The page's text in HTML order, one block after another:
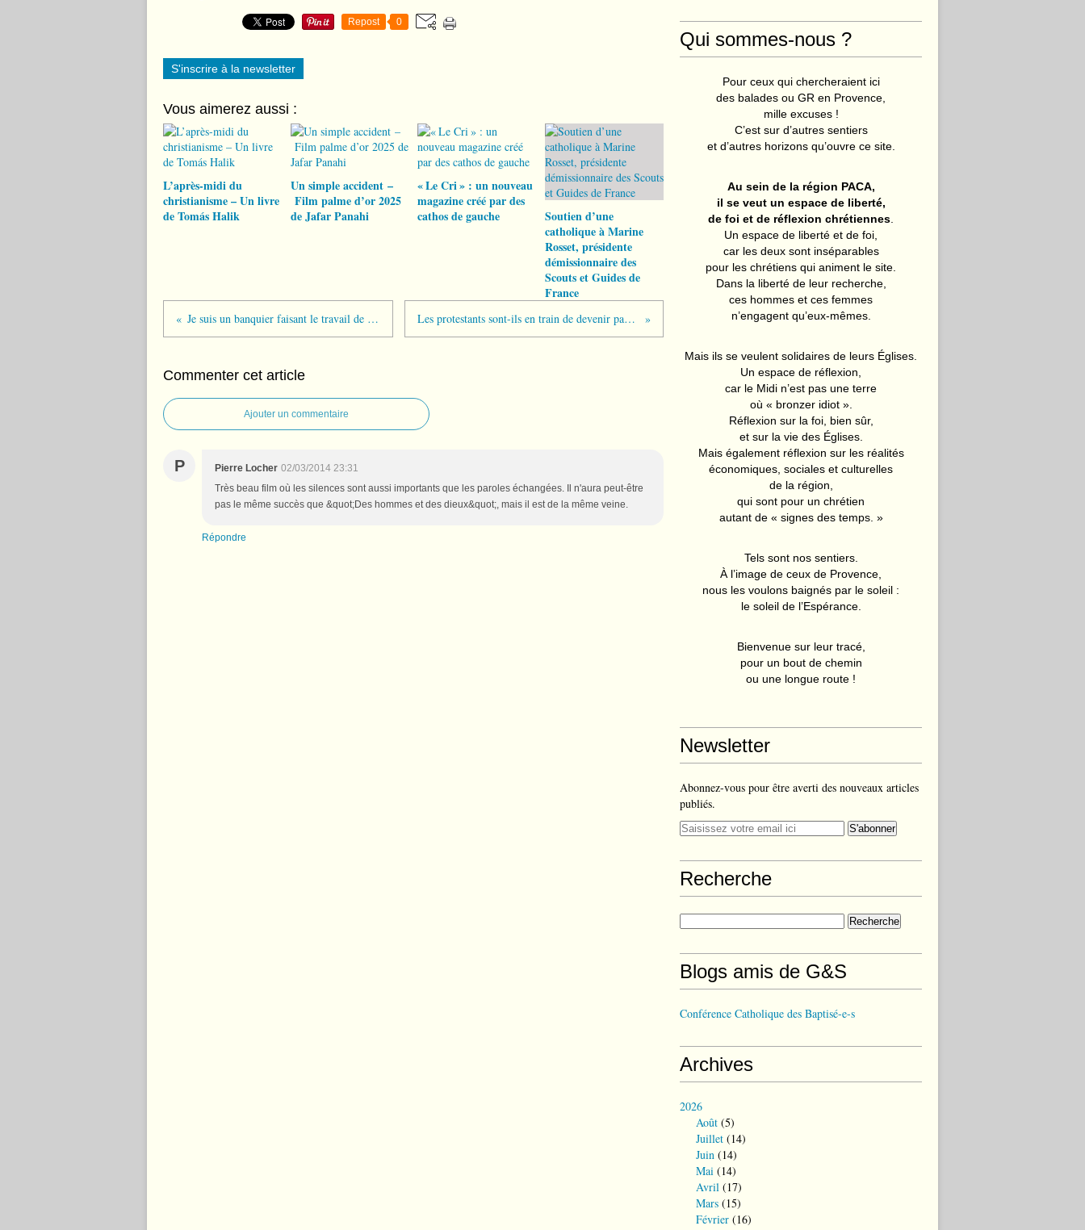
Repost 0
S'inscrire à la newsletter
Vous aimerez aussi :
L’après-midi du
christianisme – Un livre
de Tomás Halik
Un simple accident –
Film palme d’or 2025
de Jafar Panahi
« Le Cri » : un nouveau
magazine créé par des
cathos de gauche
Soutien d’une
catholique à Marine
Rosset, présidente
démissionnaire des
Scouts et Guides de
France
Je suis un banquier faisant le travail de Dieu ! Les protestants sont-ils en train de devenir papistes ?
Commenter cet article
Ajouter un commentaire
P Pierre Locher 02/03/2014 23:31
Très beau film où les silences sont aussi importants que les paroles échangées. Il n'aura peut-être
pas le même succès que &quot;Des hommes et des dieux&quot;, mais il est de la même veine.
Répondre
Qui sommes-nous ?
Pour ceux qui chercheraient ici
des balades ou GR en Provence,
mille excuses !
C’est sur d’autres sentiers
et d’autres horizons qu’ouvre ce site.
Au sein de la région PACA,
il se veut un espace de liberté,
de foi et de réflexion chrétiennes
Un espace de liberté et de foi,
car les deux sont inséparables
pour les chrétiens qui animent le site.
Dans la liberté de leur recherche,
ces hommes et ces femmes
n’engagent qu’eux-mêmes.
Mais ils se veulent solidaires de leurs Églises.
Un espace de réflexion,
car le Midi n’est pas une terre
où « bronzer idiot ».
Réflexion sur la foi, bien sûr,
et sur la vie des Églises.
Mais également réflexion sur les réalités
économiques, sociales et culturelles
de la région,
qui sont pour un chrétien
autant de « signes des temps. »
Tels sont nos sentiers.
À l’image de ceux de Provence,
nous les voulons baignés par le soleil :
le soleil de l’Espérance.
Bienvenue sur leur tracé,
pour un bout de chemin
ou une longue route !
Newsletter
Abonnez-vous pour être averti des nouveaux articles
publiés.
Recherche
Blogs amis de G&S
Conférence Catholique des Baptisé-e-s
Archives
2026
Août (5)
Juillet (14)
Juin (14)
Mai (14)
Avril (17)
Mars (15)
Février (16)